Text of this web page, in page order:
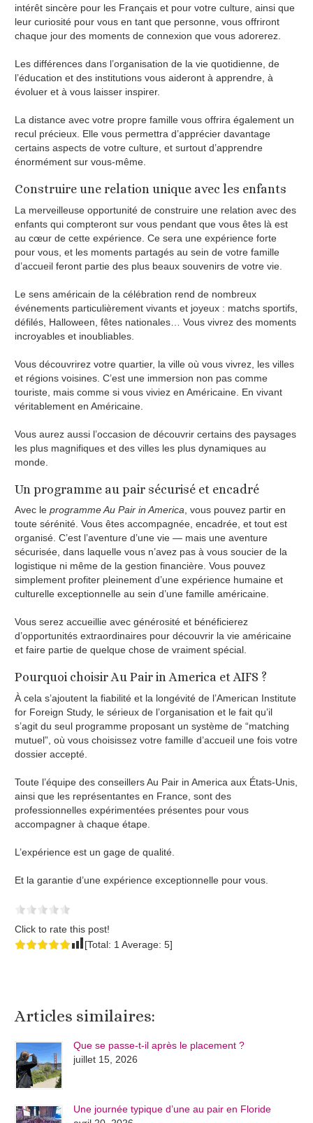
intérêt sincère pour les Français et pour votre culture, ainsi que
leur curiosité pour vous en tant que personne, vous offriront
chaque jour des moments de connexion que vous adorerez.
Les différences dans l’organisation de la vie quotidienne, de
l’éducation et des institutions vous aideront à apprendre, à
évoluer et à vous laisser inspirer.
La distance avec votre propre famille vous offrira également un
recul précieux. Elle vous permettra d’apprécier davantage
certains aspects de votre culture, et surtout d’apprendre
énormément sur vous-même.
Construire une relation unique avec les enfants
La merveilleuse opportunité de construire une relation avec des
enfants qui compteront sur vous pendant que vous êtes là est
au cœur de cette expérience. Ce sera une expérience forte
pour vous, et les moments partagés au sein de votre famille
d’accueil feront partie des plus beaux souvenirs de votre vie.
Le sens américain de la célébration rend de nombreux
événements particulièrement vivants et joyeux : matchs sportifs,
défilés, Halloween, fêtes nationales… Vous vivrez des moments
incroyables et inoubliables.
Vous découvrirez votre quartier, la ville où vous vivrez, les villes
et régions voisines. C’est une immersion non pas comme
touriste, mais comme si vous viviez en Américaine. En vivant
véritablement en Américaine.
Vous aurez aussi l’occasion de découvrir certains des paysages
les plus magnifiques et des villes les plus dynamiques au
monde.
Un programme au pair sécurisé et encadré
Avec leprogramme Au Pair in America, vous pouvez partir en
toute sérénité. Vous êtes accompagnée, encadrée, et tout est
organisé. C’est l’aventure d’une vie — mais une aventure
sécurisée, dans laquelle vous n’avez pas à vous soucier de la
logistique ni même de la gestion financière. Vous pouvez
simplement profiter pleinement d’une expérience humaine et
culturelle exceptionnelle au sein d’une famille américaine.
Vous serez accueillie avec générosité et bénéficierez
d’opportunités extraordinaires pour découvrir la vie américaine
et faire partie de quelque chose de vraiment spécial.
Pourquoi choisir Au Pair in America et AIFS ?
À cela s’ajoutent la fiabilité et la longévité de l’American Institute
for Foreign Study, le sérieux de l’organisation et le fait qu’il
s’agit du seul programme proposant un système de “matching
mutuel”, où vous choisissez votre famille d’accueil une fois votre
dossier accepté.
Toute l’équipe des conseillers Au Pair in America aux États-Unis,
ainsi que les représentantes en France, sont des
professionnelles expérimentées présentes pour vous
accompagner à chaque étape.
L’expérience est un gage de qualité.
Et la garantie d’une expérience exceptionnelle pour vous.
Click to rate this post!
[Total: 1 Average:5]
Articles similaires:
Que se passe-t-il après le placement ?
juillet 15, 2026
Une journée typique d’une au pair en Floride